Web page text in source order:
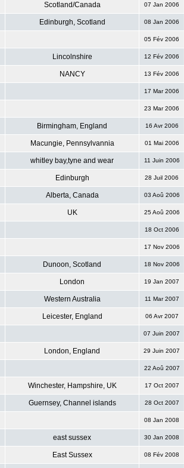
Scotland/Canada 07 Jan 2006
Edinburgh, Scotland 08 Jan 2006
05 Fév 2006
Lincolnshire 12 Fév 2006
NANCY 13 Fév 2006
17 Mar 2006
23 Mar 2006
Birmingham, England 16 Avr 2006
Macungie, Pennsylvannia 01 Mai 2006
whitley bay,tyne and wear 11 Juin 2006
Edinburgh 28 Juil 2006
Alberta, Canada 03 Aoû 2006
UK 25 Aoû 2006
18 Oct 2006
17 Nov 2006
Dunoon, Scotland 18 Nov 2006
London 19 Jan 2007
Western Australia 11 Mar 2007
Leicester, England 06 Avr 2007
07 Juin 2007
London, England 29 Juin 2007
22 Aoû 2007
Winchester, Hampshire, UK 17 Oct 2007
Guernsey, Channel islands 28 Oct 2007
08 Jan 2008
east sussex 30 Jan 2008
East Sussex 08 Fév 2008